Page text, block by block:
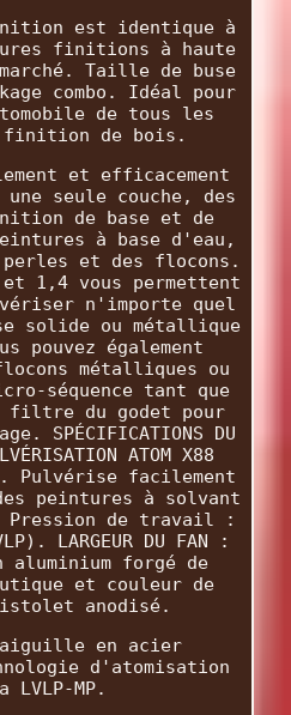
est identique à
finitions à haute
Taille de buse
combo. Idéal pour
de tous les
de bois.
et efficacement
seule couche, des
de base et de
à base d'eau,
perles et des flocons.
1,4 vous permettent
n'importe quel
solide ou métallique
pouvez également
métalliques ou
séquence tant que
filtre du godet pour
SPÉCIFICATIONS DU
ATOM X88
MP. Pulvérise facilement
peintures à solvant
Pression de travail :
LARGEUR DU FAN :
aluminium forgé de
et couleur de
anodisé.
en acier
d'atomisation
LVLP-MP.